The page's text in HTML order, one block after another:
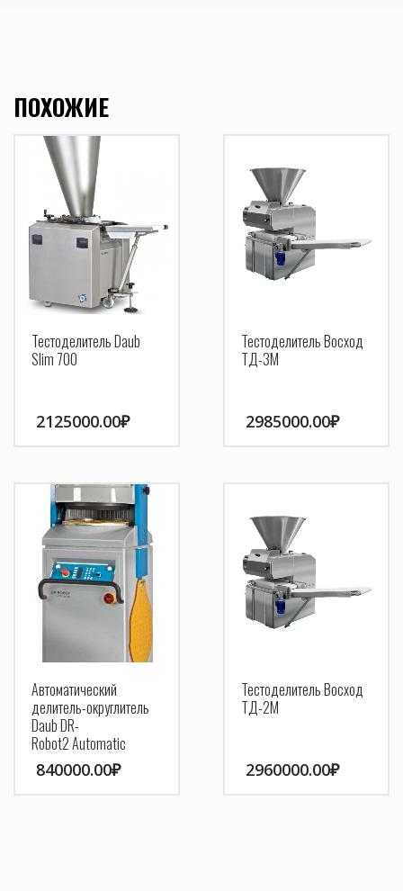
ПОХОЖИЕ
Тестоделитель Daub
Slim 700
2125000.00₽
Тестоделитель Восход
ТД-3М
2985000.00₽
Автоматический
делитель-округлитель
Daub DR-
Robot2 Automatic
840000.00₽
Тестоделитель Восход
ТД-2М
2960000.00₽